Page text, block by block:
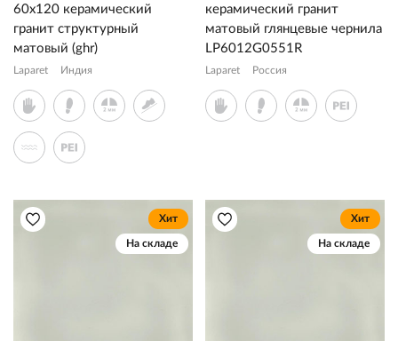
60x120 керамический
гранит структурный
матовый (ghr)
Laparet Индия
керамический гранит
матовый глянцевые чернила
LP6012G0551R
Laparet Россия
Хит
На складе
Хит
На складе